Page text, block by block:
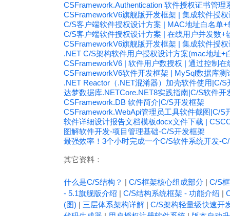
CSFramework.Authentication 软件授权证书管理
CSFrameworkV6旗舰版开发框架 | 集成软件授
C/S客户端软件授权设计方案 | MAC地址白名单
C/S客户端软件授权设计方案 | 在线用户并发数+
CSFrameworkV6旗舰版开发框架 | 集成软件授
.NET C/S架构软件用户授权设计方案(mac地址+
CSFrameworkV6 | 软件用户数授权 | 通过控制
CSFrameworkV6软件开发框架 | MySql数据库测
.NET Reactor（.NET混淆器）加壳软件使用|C/S
达梦数据库.NETCore.NET8实践指南|C/S软件开
CSFramework.DB 软件简介|C/S开发框架
CSFramework.WebApi管理员工具软件截图|C/S
软件详细设计报告文档模板docx文件下载 |
图解软件开发-项目管理基础-C/S开发框架
最强效率！3个小时完成一个C/S软件系统开发-
其它资料：
什么是C/S结构？ | C/S框架核心组成部分 | C/S
- 5.1旗舰版介绍 | C/S结构系统框架 - 功能介绍 |
(图) | 三层体系架构详解 | C/S架构轻量级快速开